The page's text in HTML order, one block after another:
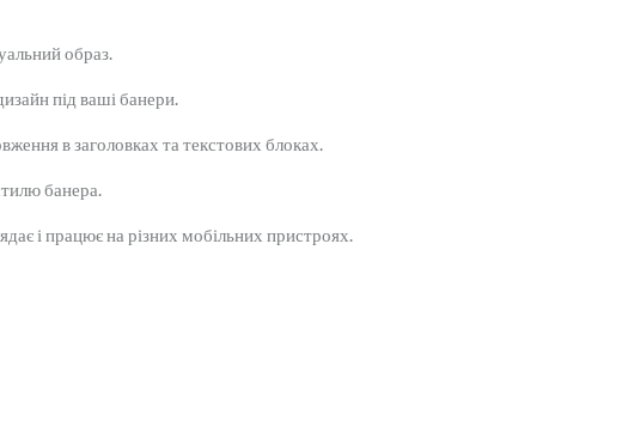
образ.
під ваші банери.
в заголовках та текстових блоках.
банера.
і працює на різних мобільних пристроях.